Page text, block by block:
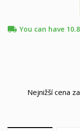
local_shipping You can have
Nejnižší cena